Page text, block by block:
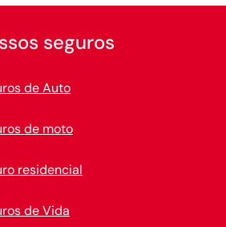
seguros
de Auto
de moto
residencial
de Vida